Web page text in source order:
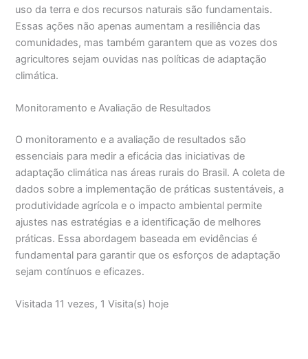
uso da terra e dos recursos naturais são fundamentais.
Essas ações não apenas aumentam a resiliência das
comunidades, mas também garantem que as vozes dos
agricultores sejam ouvidas nas políticas de adaptação
climática.
Monitoramento e Avaliação de Resultados
O monitoramento e a avaliação de resultados são
essenciais para medir a eficácia das iniciativas de
adaptação climática nas áreas rurais do Brasil. A coleta de
dados sobre a implementação de práticas sustentáveis, a
produtividade agrícola e o impacto ambiental permite
ajustes nas estratégias e a identificação de melhores
práticas. Essa abordagem baseada em evidências é
fundamental para garantir que os esforços de adaptação
sejam contínuos e eficazes.
Visitada 11 vezes, 1 Visita(s) hoje